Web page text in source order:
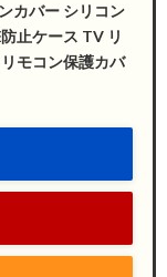
カバー シリコン
止ケース TV リ
モコン保護カバ